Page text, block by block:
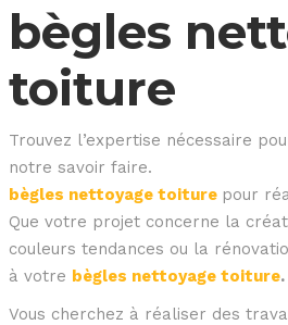
bègles
toiture
Trouvez l’expertise nécessaire
notre savoir faire.
bègles nettoyage toiture pour
Que votre projet concerne la
couleurs tendances ou la
à votre bègles nettoyage toiture.
Vous cherchez à réaliser des